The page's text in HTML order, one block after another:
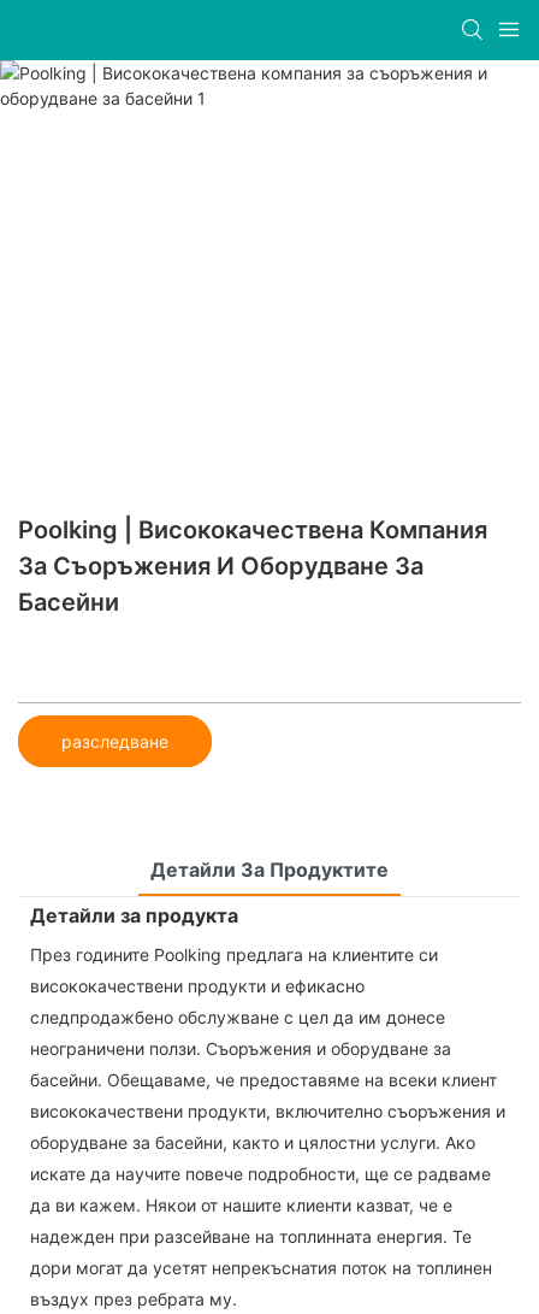
Poolking | Висококачествена Компания
За Съоръжения И Оборудване За
Басейни
разследване
Детайли За Продуктите
Детайли за продукта
През годините Poolking предлага на клиентите си
висококачествени продукти и ефикасно
следпродажбено обслужване с цел да им донесе
неограничени ползи. Съоръжения и оборудване за
басейни. Обещаваме, че предоставяме на всеки клиент
висококачествени продукти, включително съоръжения и
оборудване за басейни, както и цялостни услуги. Ако
искате да научите повече подробности, ще се радваме
да ви кажем. Някои от нашите клиенти казват, че е
надежден при разсейване на топлинната енергия. Те
дори могат да усетят непрекъснатия поток на топлинен
въздух през ребрата му.